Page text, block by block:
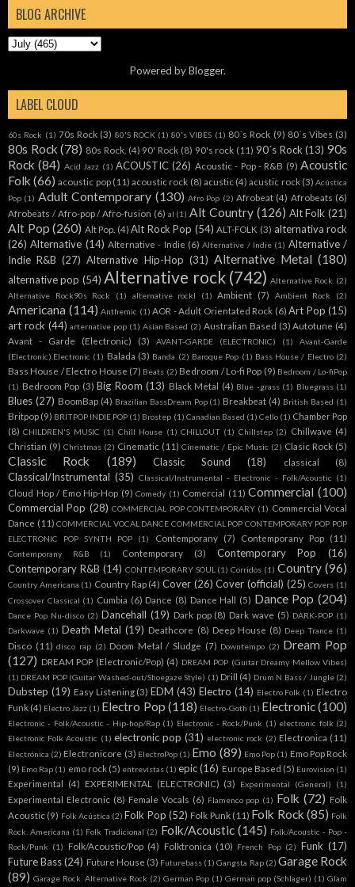
BLOG ARCHIVE
Powered byBlogger.
LABEL CLOUD
60s Rock (1) 70s Rock (3) 80'S ROCK (1) 80's VIBES (1) 80´s Rock (9) 80´s Vibes (3)
80s Rock (78) 80s Rock. (4) 90' Rock (8) 90's rock (11) 90´s Rock (13) 90s
Rock (84) Acid Jazz (1) ACOUSTIC (26) Acoustic - Pop - R&B (9) Acoustic
Folk (66) acoustic pop (11) acoustic rock (8) acustic (4) acustic rock (3) Acústica
Pop (1) Adult Contemporary (130) Afro Pop (2) Afrobeat (4) Afrobeats (6)
Afrobeats / Afro-pop / Afro-fusion (6) al (1) Alt Country (126) Alt Folk (21)
Alt Pop (260) Alt Pop. (4) Alt Rock Pop (54) ALT-FOLK (3) alternativa rock
(26) Alternative (14) Alternative - Indie (6) Alternative / Indie (1) Alternative /
Indie R&B (27) Alternative Hip-Hop (31) Alternative Metal (180)
alternative pop (54) Alternative rock (742) Alternative Rock. (2)
Alternative Rock90s Rock
(1) alternative rockl (1) Ambient (7) Ambient Rock (2)
Americana (114) Anthemic (1) AOR - Adult Orientated Rock (6) Art Pop (15)
art rock (44) arternative pop (1) Asian Based (2) Australian Based (3) Autotune (4)
Avant - Garde (Electronic)
(3) AVANT-GARDE (ELECTRONIC) (1)
Avant-Garde
(Electronic).Electronic (1) Balada (3) Banda (2) Baroque Pop (1) Bass House / Electro (2)
Bass House / Electro House (7) Beats (2) Bedroom / Lo-fi Pop (9) Bedroom / Lo-fiPop
(1) Bedroom Pop (3) Big Room (13) Black Metal (4) Blue -grass (1) Bluegrass (1)
Blues (27) BoomBap (4) Brazilian BassDream Pop (1) Breakbeat (4) British Based (1)
Britpop (9) BRITPOP INDIE POP (1) Brostep (1) Canadian Based (1) Cello (1) Chamber Pop
(8) CHILDREN'S MUSIC (1) Chill House (1) CHILLOUT (1) Chillstep (2) Chillwave (4)
Christian (9) Christmas (2) Cinematic (11) Cinematic / Epic Music (2) Clasic Rock (5)
Classic Rock (189) Classic Sound (18) classical (8)
Classical/Instrumental (35) Classical/Instrumental - Electronic - Folk/Acoustic (1)
Cloud Hop / Emo Hip-Hop (9) Comedy (1) Comercial (11) Commercial (100)
Commercial Pop (28) COMMERCIAL POP CONTEMPORARY (1) Commercial Vocal
Dance (11) COMMERCIAL VOCAL DANCE COMMERCIAL POP CONTEMPORARY POP POP
ELECTRONIC POP SYNTH POP
(1) Contemporany (7) Contemporany Pop (11)
Contemporany R&B (1) Contemporary (3) Contemporary Pop
(16)
Contemporary R&B (14) CONTEMPORARY SOUL (1) Corridos (1) Country (96)
Country Americana (1) Country Rap (4) Cover (26) Cover (official) (25) Covers (1)
Crossover Classical (1) Cumbia (6) Dance (8) Dance Hall (5) Dance Pop (204)
Dance Pop Nu-disco (2) Dancehall (19) Dark pop (8) Dark wave (5) DARK-POP (1)
Darkwave (1) Death Metal (19) Deathcore (8) Deep House (8) Deep Trance (1)
Disco (11) disco rap (2) Doom Metal / Sludge (7) Downtempo (2) Dream Pop
(127) DREAM POP (Electronic/Pop) (4) DREAM POP (Guitar Dreamy Mellow Vibes)
(1) DREAM POP (Guitar Washed-out/Shoegaze Style) (1) Drill (4) Drum N Bass / Jungle (2)
Dubstep (19) Easy Listening (3) EDM (43) Electro (14) Electro Folk (1) Electro
Funk (4) Electro Jazz (1) Electro Pop (118) Electro-Goth (1) Electronic(100)
Electronic - Folk/Acoustic - Hip-hop/Rap (1) Electronic - Rock/Punk (1) electronic folk (2)
Electronic Folk Acoustic (1) electronic pop (31) electronic rock (2) Electronica (11)
Electrónica (2) Electronicore (3) ElectroPop (1) Emo (89) Emo Pop (1) Emo Pop Rock
(9) Emo Rap (1) emo rock (5) entrevistas (1) epic (16) Europe Based (5) Eurovision (1)
Experimental (4) EXPERIMENTAL (ELECTRONIC) (3) Experimental (General) (1)
Experimental Electronic (8) Female Vocals (6) Flamenco pop (1) Folk (72) Folk
Acoustic (9) Folk Acústica (2) Folk Pop (52) Folk Punk (11) Folk Rock (85) Folk
Rock. Americana (1) Folk Tradicional (2) Folk/Acoustic (145) Folk/Acoustic - Pop -
Rock/Punk (1) Folk/Acoustic/Pop (4) Folktronica (10) French Pop (2) Funk (17)
Future Bass (24) Future House (3) Futurebass (1) Gangsta Rap (2) Garage Rock
(89) Garage Rock. Alternative Rock (2) German Pop (1) German pop (Schlager) (1) Glam